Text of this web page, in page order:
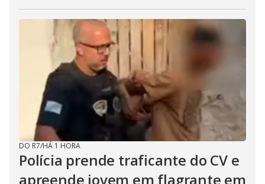
DO R7/HÁ 1 HORA
Polícia prende traficante do CV e
apreende jovem em flagrante em